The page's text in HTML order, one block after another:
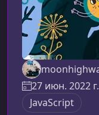
27 июн. 2022
JavaScript